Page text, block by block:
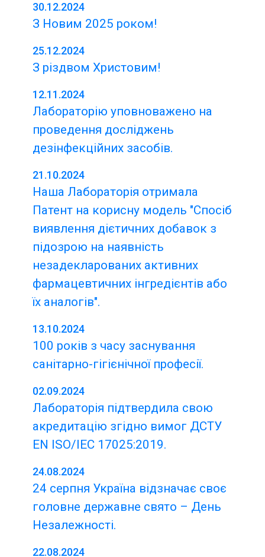
30.12.2024
З Новим 2025 роком!
25.12.2024
З різдвом Христовим!
12.11.2024
Лабораторію уповноважено на
проведення досліджень
дезінфекційних засобів.
21.10.2024
Наша Лабораторія отримала
Патент на корисну модель "Спосіб
виявлення дієтичних добавок з
підозрою на наявність
незадекларованих активних
фармацевтичних інгредієнтів або
їх аналогів".
13.10.2024
100 років з часу заснування
санітарно-гігієнічної професії.
02.09.2024
Лабораторія підтвердила свою
акредитацію згідно вимог ДСТУ
EN ISO/IEC 17025:2019.
24.08.2024
24 серпня Україна відзначає своє
головне державне свято – День
Незалежності.
22.08.2024